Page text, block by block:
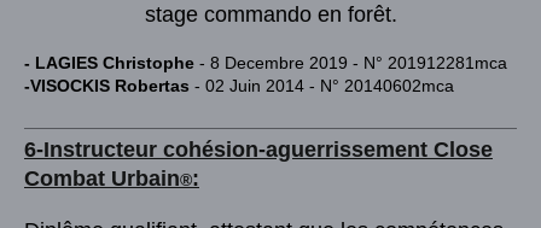
stage commando en forêt.
- LAGIES Christophe - 8 Decembre 2019 - N° 201912281mca
-VISOCKIS Robertas - 02 Juin 2014 - N° 20140602mca
6-Instructeur cohésion-aguerrissement Close
Combat Urbain®: